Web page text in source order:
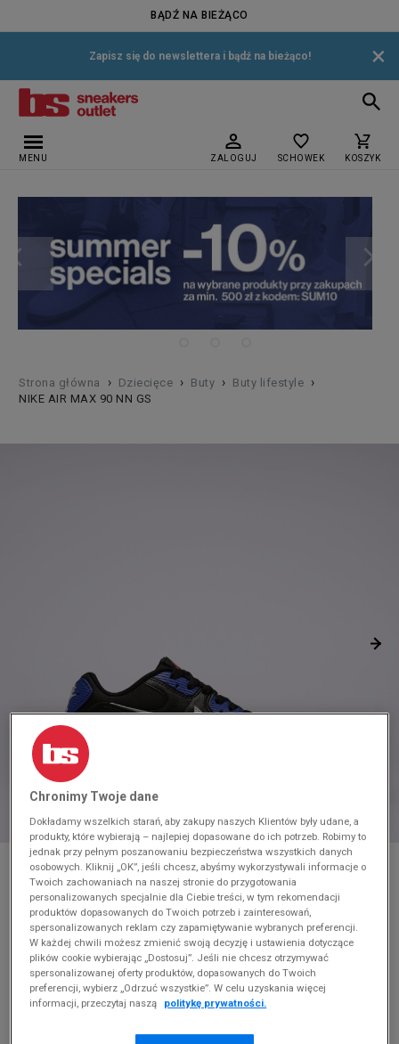
BĄDŹ NA BIEŻĄCO
Zapisz się do newslettera i bądź na bieżąco! ×
MENU ZALOGUJ SCHOWEK KOSZYK
Strona główna › Dziecięce › Buty › Buty lifestyle ›
NIKE AIR MAX 90 NN GS
* Zdjęcie poglądowe
NIKE AIR MAX 90 NN GS
Produkt pochodzi z końcówek aktualnych kolekcji, ubiegłych
sezonów lub z ekspozycji.Szczegóły.
319,99 zł
Chronimy Twoje dane
Dokładamy wszelkich starań, aby zakupy naszych Klientów były udane, a
produkty, które wybierają – najlepiej dopasowane do ich potrzeb. Robimy to
jednak przy pełnym poszanowaniu bezpieczeństwa wszystkich danych
osobowych. Kliknij „OK”, jeśli chcesz, abyśmy wykorzystywali informacje o
Twoich zachowaniach na naszej stronie do przygotowania
personalizowanych specjalnie dla Ciebie treści, w tym rekomendacji
produktów dopasowanych do Twoich potrzeb i zainteresowań,
spersonalizowanych reklam czy zapamiętywanie wybranych preferencji.
W każdej chwili możesz zmienić swoją decyzję i ustawienia dotyczące
plików cookie wybierając „Dostosuj”. Jeśli nie chcesz otrzymywać
spersonalizowanej oferty produktów, dopasowanych do Twoich
preferencji, wybierz „Odrzuć wszystkie”. W celu uzyskania więcej
informacji, przeczytaj naszą
politykę prywatności.